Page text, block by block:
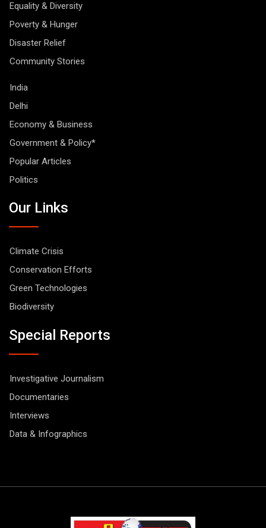
Equality & Diversity
Poverty & Hunger
Disaster Relief
Community Stories
India
Delhi
Economy & Business
Government & Policy*
Popular Articles
Politics
Our Links
Climate Crisis
Conservation Efforts
Green Technologies
Biodiversity
Special Reports
Investigative Journalism
Documentaries
Interviews
Data & Infographics